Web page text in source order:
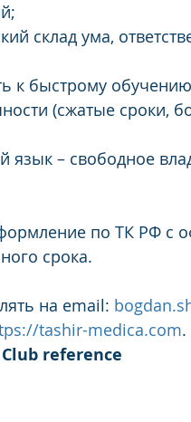
склад ума,
к быстрому
(сжатые
язык – свободное
по ТК РФ с
срока.
на email:
tashir-medica.com.
reference